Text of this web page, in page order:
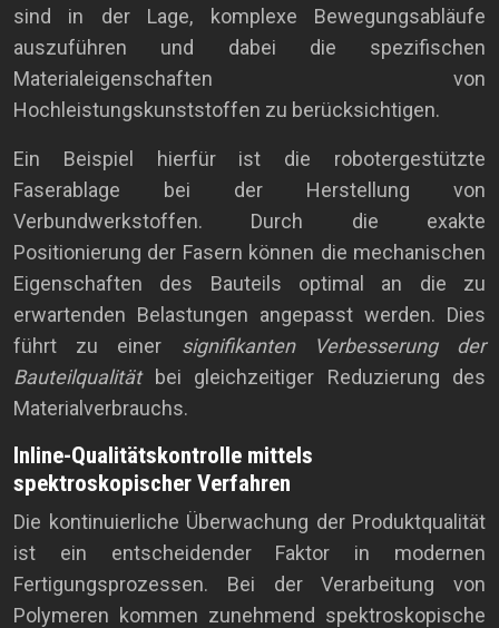
sind in der Lage, komplexe Bewegungsabläufe
auszuführen und dabei die spezifischen
Materialeigenschaften von
Hochleistungskunststoffen zu berücksichtigen.
Ein Beispiel hierfür ist die robotergestützte
Faserablage bei der Herstellung von
Verbundwerkstoffen. Durch die exakte
Positionierung der Fasern können die mechanischen
Eigenschaften des Bauteils optimal an die zu
erwartenden Belastungen angepasst werden. Dies
führt zu einer signifikanten Verbesserung der
Bauteilqualitätbei gleichzeitiger Reduzierung des
Materialverbrauchs.
Inline-Qualitätskontrolle mittels
spektroskopischer Verfahren
Die kontinuierliche Überwachung der Produktqualität
ist ein entscheidender Faktor in modernen
Fertigungsprozessen. Bei der Verarbeitung von
Polymeren kommen zunehmend spektroskopische